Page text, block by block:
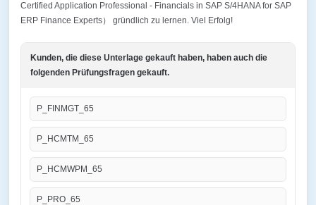
Certified Application Professional - Financials in SAP S/4HANA for SAP
ERP Finance Experts） gründlich zu lernen. Viel Erfolg!
Kunden, die diese Unterlage gekauft haben, haben auch die
folgenden Prüfungsfragen gekauft.
P_FINMGT_65
P_HCMTM_65
P_HCMWPM_65
P_PRO_65